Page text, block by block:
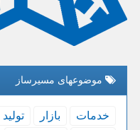
موضوعهای مسیرساز
خدمات بازار تولید